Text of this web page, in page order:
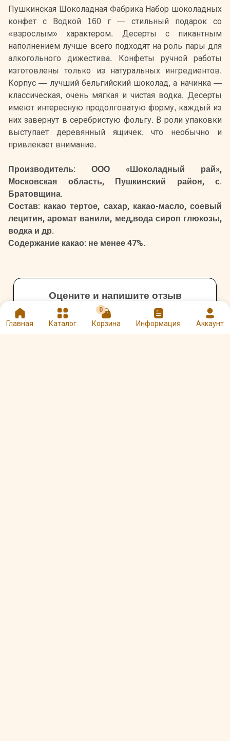
Главная Каталог
0
Корзина Информация Аккаунт
Пушкинская Шоколадная Фабрика Набор шоколадных
конфет с Водкой 160 г — стильный подарок со
«взрослым» характером. Десерты с пикантным
наполнением лучше всего подходят на роль пары для
алкогольного дижестива. Конфеты ручной работы
изготовлены только из натуральных ингредиентов.
Корпус — лучший бельгийский шоколад, а начинка —
классическая, очень мягкая и чистая водка. Десерты
имеют интересную продолговатую форму, каждый из
них завернут в серебристую фольгу. В роли упаковки
выступает деревянный ящичек, что необычно и
привлекает внимание.
Производитель: ООО «Шоколадный рай»,
Московская область, Пушкинский район, с.
Братовщина.
Состав: какао тертое, сахар, какао-масло, соевый
лецитин, аромат ванили, мед,вода сироп глюкозы,
водка и др.
Содержание какао: не менее 47%.
Оцените и напишите отзыв
★ ★ ★